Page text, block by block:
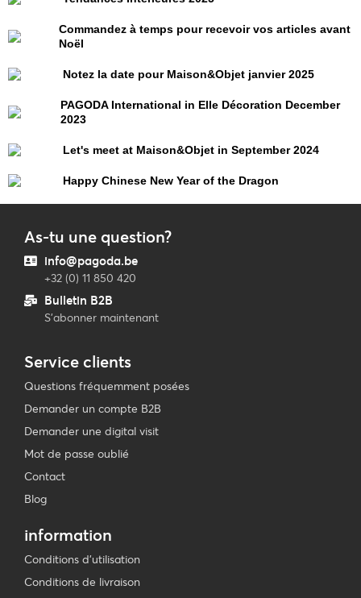
Commandez à temps pour recevoir vos articles avant
Noël
Notez la date pour Maison&Objet janvier 2025
PAGODA International in Elle Décoration December
2023
Let's meet at Maison&Objet in September 2024
Happy Chinese New Year of the Dragon
As-tu une question?
info@pagoda.be
+32 (0) 11 850 420
Bulletin B2B
S'abonner maintenant
Service clients
Questions fréquemment posées
Demander un compte B2B
Demander une digital visit
Mot de passe oublié
Contact
Blog
information
Conditions d’utilisation
Conditions de livraison